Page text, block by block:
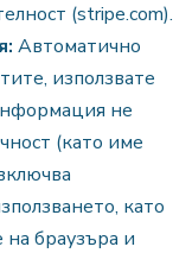
(stripe.com).
Автоматично
използвате
не
(като име
като
браузъра и